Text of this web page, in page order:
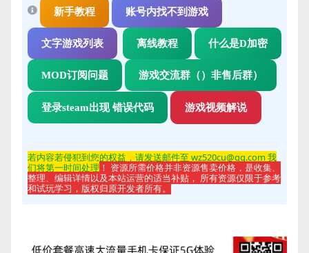
新手教程 账号内找不到游戏
文字游戏列表 离线教程 什么是D加密
MOD订阅问题 游戏交流群（）非售后群）
登录steam出现 错误代码 游戏视频解说
若内容若侵犯到您的权益，请发送邮件至 wz520cu@qq.com 我
们将第一时间处理 ！ 资源所需价格并非资源售卖价格，是收集、
整理、编辑详情以及本站运营的适当补贴， 所有资源仅限于参考
和试玩学习，版权归原开发者所有。